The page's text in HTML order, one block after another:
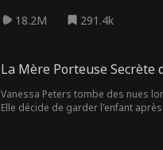
18.2M 291.4k
La Mère Porteuse Secrète
Vanessa Peters tombe des nues
Elle décide de garder l'enfant